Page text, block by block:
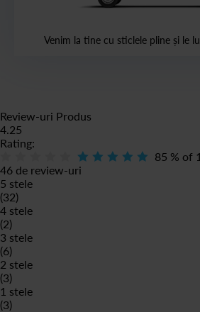
Venim la tine cu sticlele pline și le
Review-uri Produs
4.25
Rating:
85 % of
46 de review-uri
5 stele
(32)
4 stele
(2)
3 stele
(6)
2 stele
(3)
1 stele
(3)